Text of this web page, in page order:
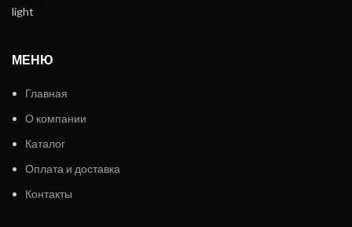
МЕНЮ
Главная
О компании
Каталог
Оплата и доставка
Контакты